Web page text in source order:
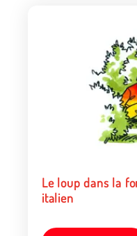
Le loup dans la
italien